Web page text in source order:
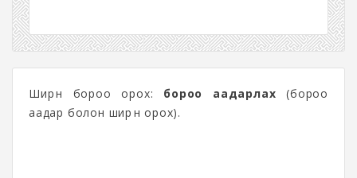
Ширүүн бороо орох: бороо аадарлах (бороо
аадар болон ширүүн орох).